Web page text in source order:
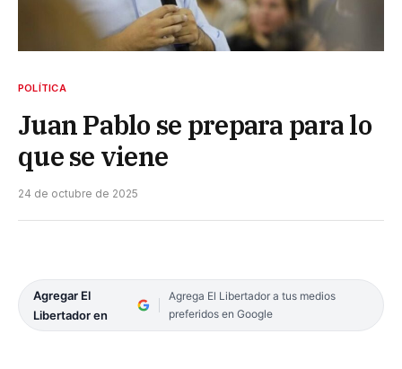
POLÍTICA
Juan Pablo se prepara para lo
que se viene
24 de octubre de 2025
Agregar El
Libertador en
Agrega El Libertador a tus medios
preferidos en Google